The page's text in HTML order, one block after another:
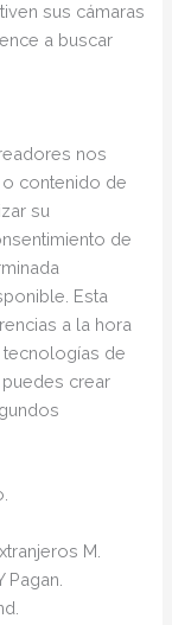
sus cámaras
a buscar
nos
contenido de
su
de
Esta
a la hora
tecnologías de
crear
M.